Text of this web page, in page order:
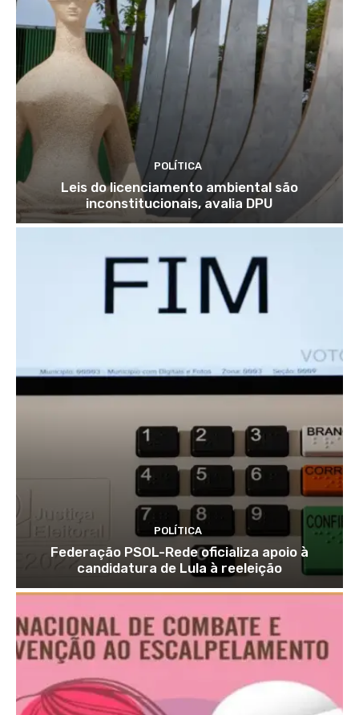
POLÍTICA
Leis do licenciamento ambiental são
inconstitucionais, avalia DPU
POLÍTICA
Federação PSOL-Rede oficializa apoio à
candidatura de Lula à reeleição